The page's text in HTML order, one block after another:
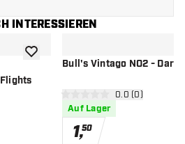
INTERESSIEREN
öffnen
Zur Wunschliste hinzufügen
Bull's Vintago NO2 - Dart
0 Bewertungssterne
0.0 (0)
Auf Lager
1,50